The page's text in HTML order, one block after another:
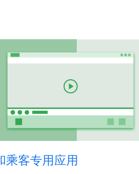
乘客专用应用